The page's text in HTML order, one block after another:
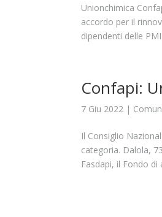
Unionchimica
accordo per il
dipendenti delle
Confapi:
7 Giu 2022 |
Il Consiglio
categoria. Dalola,
Fasdapi, il Fondo